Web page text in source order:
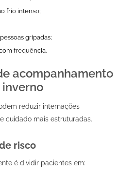
frio intenso;
gripadas;
frequência.
acompanhamento
inverno
reduzir internações
cuidado mais estruturadas.
risco
é dividir pacientes em: